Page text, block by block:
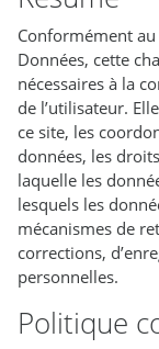
Conformément
Données, cette
nécessaires à la
de l’utilisateur.
ce site, les
données, les
laquelle les
lesquels les
mécanismes de
corrections,
personnelles.
Politique